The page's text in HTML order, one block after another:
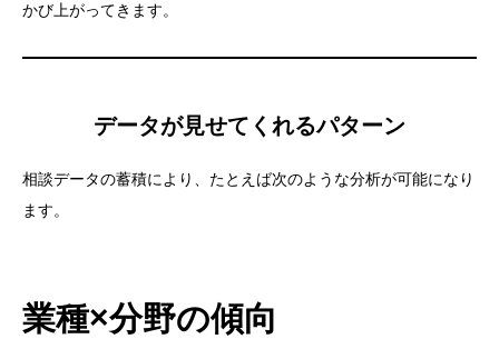
かび上がってきます。
データが見せてくれるパターン
相談データの蓄積により、たとえば次のような分析が可能になり
ます。
業種×分野の傾向